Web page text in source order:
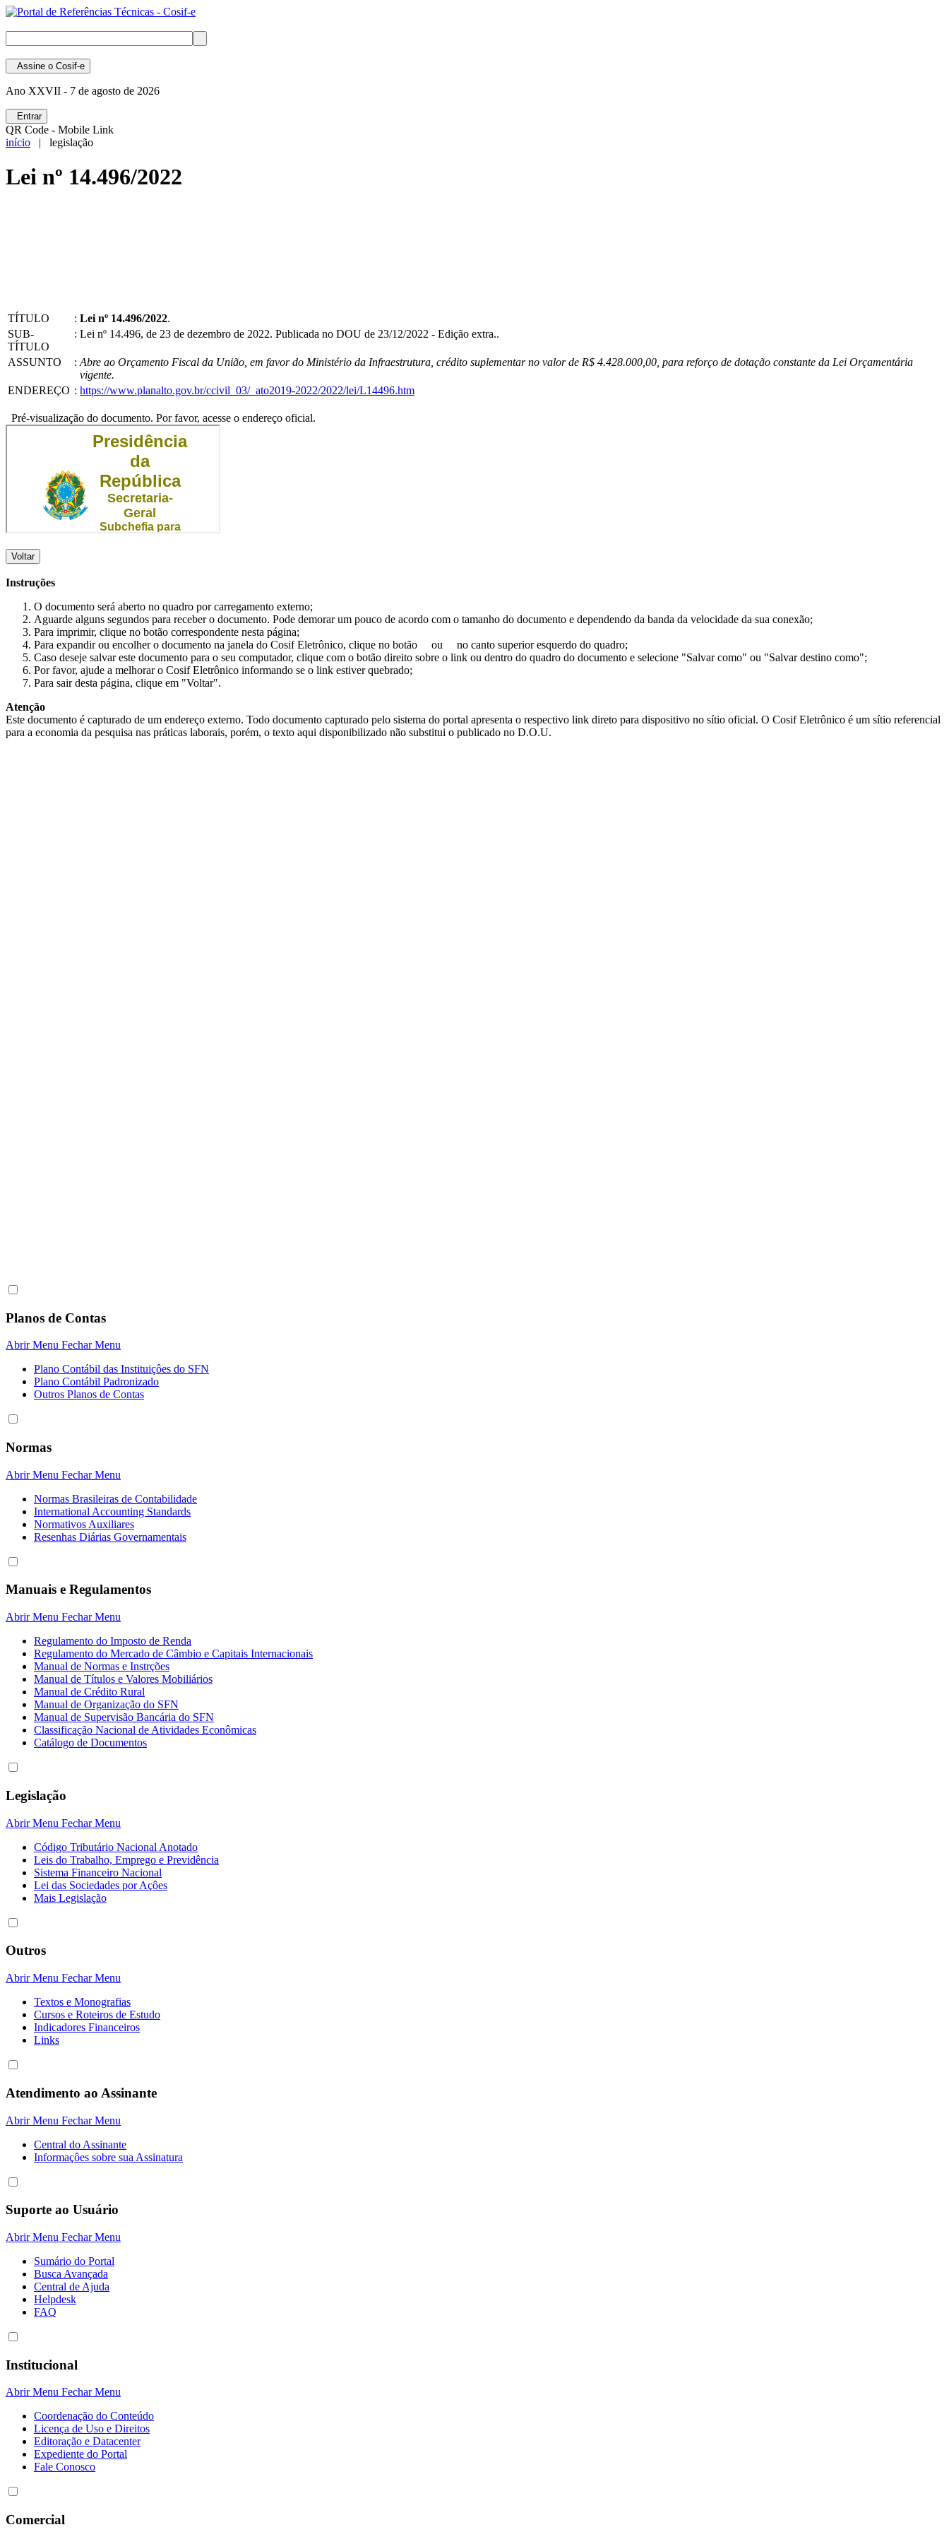
Assine o Cosif-e
Ano XXVII - 7 de agosto de 2026
Entrar
QR Code - Mobile Link
início | legislação
Lei nº 14.496/2022
TÍTULO : Lei nº 14.496/2022.
SUB-
TÍTULO
: Lei nº 14.496, de 23 de dezembro de 2022. Publicada no DOU de 23/12/2022 - Edição extra..
ASSUNTO : Abre ao Orçamento Fiscal da União, em favor do Ministério da Infraestrutura, crédito suplementar no valor de R$ 4.428.000,00, para reforço de dotação constante da Lei Orçamentária
vigente.
ENDEREÇO : https://www.planalto.gov.br/ccivil_03/_ato2019-2022/2022/lei/L14496.htm
Pré-visualização do documento. Por favor, acesse o endereço oficial.
Voltar
Instruções
O documento será aberto no quadro por carregamento externo;
Aguarde alguns segundos para receber o documento. Pode demorar um pouco de acordo com o tamanho do documento e dependendo da banda da velocidade da sua conexão;
Para imprimir, clique no botão correspondente nesta página;
Para expandir ou encolher o documento na janela do Cosif Eletrônico, clique no botão
ou
no canto superior esquerdo do quadro;
Caso deseje salvar este documento para o seu computador, clique com o botão direito sobre o link ou dentro do quadro do documento e selecione "Salvar como" ou "Salvar destino como";
Por favor, ajude a melhorar o Cosif Eletrônico informando se o link estiver quebrado;
Para sair desta página, clique em "Voltar".
Atenção
Este documento é capturado de um endereço externo. Todo documento capturado pelo sistema do portal apresenta o respectivo link direto para dispositivo no sítio oficial. O Cosif Eletrônico é um sítio referencial
para a economia da pesquisa nas práticas laborais, porém, o texto aqui disponibilizado não substitui o publicado no D.O.U.
Planos de Contas
Abrir Menu Fechar Menu
Plano Contábil das Instituiçôes do SFN
Plano Contábil Padronizado
Outros Planos de Contas
Normas
Abrir Menu Fechar Menu
Normas Brasileiras de Contabilidade
International Accounting Standards
Normativos Auxiliares
Resenhas Diárias Governamentais
Manuais e Regulamentos
Abrir Menu Fechar Menu
Regulamento do Imposto de Renda
Regulamento do Mercado de Câmbio e Capitais Internacionais
Manual de Normas e Instrções
Manual de Títulos e Valores Mobiliários
Manual de Crédito Rural
Manual de Organização do SFN
Manual de Supervisão Bancária do SFN
Classificação Nacional de Atividades Econômicas
Catálogo de Documentos
Legislação
Abrir Menu Fechar Menu
Código Tributário Nacional Anotado
Leis do Trabalho, Emprego e Previdência
Sistema Financeiro Nacional
Lei das Sociedades por Açôes
Mais Legislação
Outros
Abrir Menu Fechar Menu
Textos e Monografias
Cursos e Roteiros de Estudo
Indicadores Financeiros
Links
Atendimento ao Assinante
Abrir Menu Fechar Menu
Central do Assinante
Informaçôes sobre sua Assinatura
Suporte ao Usuário
Abrir Menu Fechar Menu
Sumário do Portal
Busca Avançada
Central de Ajuda
Helpdesk
FAQ
Institucional
Abrir Menu Fechar Menu
Coordenação do Conteúdo
Licença de Uso e Direitos
Editoração e Datacenter
Expediente do Portal
Fale Conosco
Comercial